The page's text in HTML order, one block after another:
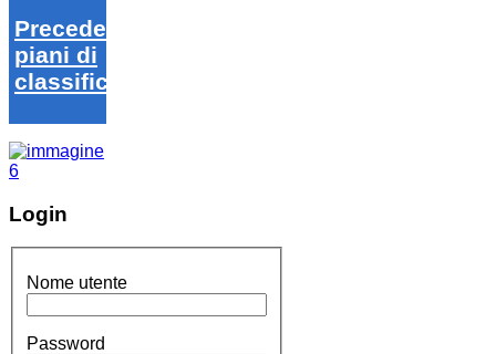
Precedenti
piani di
classifica
Login
Nome utente
Password